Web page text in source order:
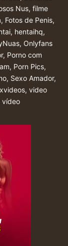
Nus, filme
, Fotos de Penis,
, hentaihq,
, Onlyfans
, Porno com
, Porn Pics,
, Sexo Amador,
xvideos, video
vídeo